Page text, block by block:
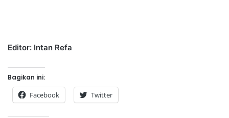
Editor: Intan Refa
Bagikan ini:
Facebook Twitter